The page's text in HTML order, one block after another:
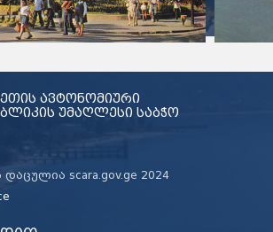
ავტონომიური
უმაღლესი საბჭო
scara.gov.ge 2024